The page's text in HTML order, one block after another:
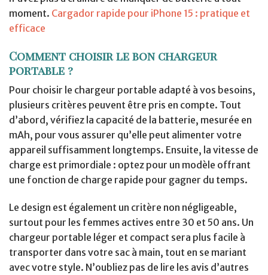
moment. Cargador rapide pour iPhone 15 : pratique et
efficace
Comment choisir le bon chargeur
portable ?
Pour choisir le chargeur portable adapté à vos besoins,
plusieurs critères peuvent être pris en compte. Tout
d’abord, vérifiez la capacité de la batterie, mesurée en
mAh, pour vous assurer qu’elle peut alimenter votre
appareil suffisamment longtemps. Ensuite, la vitesse de
charge est primordiale : optez pour un modèle offrant
une fonction de charge rapide pour gagner du temps.
Le design est également un critère non négligeable,
surtout pour les femmes actives entre 30 et 50 ans. Un
chargeur portable léger et compact sera plus facile à
transporter dans votre sac à main, tout en se mariant
avec votre style. N’oubliez pas de lire les avis d’autres